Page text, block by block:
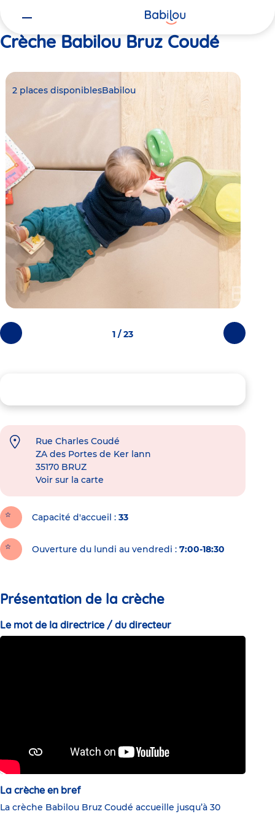
Crèche Babilou Bruz Coudé
Photos
précédentes
Photos
suivantes
2 places disponiblesBabilou
1 / 23
Rue Charles Coudé
ZA des Portes de Ker lann
35170 BRUZ
Voir sur la carte
Capacité d'accueil 33
Ouverture du lundi au vendredi : 7:00-18:30
Présentation de la crèche
Le mot de la directrice / du directeur
La crèche en bref
La crèche Babilou Bruz Coudé accueille jusqu’à 30